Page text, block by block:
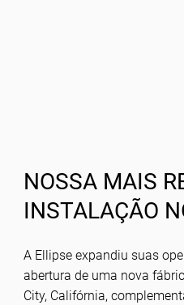
NOSSA MAIS
INSTALAÇÃO
A Ellipse expandiu suas
abertura de uma nova
City, Califórnia,